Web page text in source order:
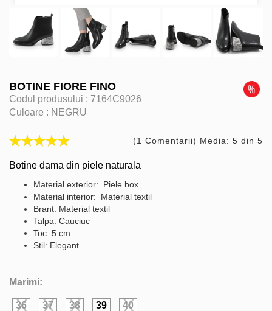
BOTINE FIORE FINO
Codul produsului : 7164C9026
Culoare : NEGRU
(1 Comentarii) Media: 5 din 5
Botine dama din piele naturala
Material exterior: Piele box
Material interior: Material textil
Brant: Material textil
Talpa: Cauciuc
Toc: 5 cm
Stil: Elegant
Marimi:
36 37 38 39 40